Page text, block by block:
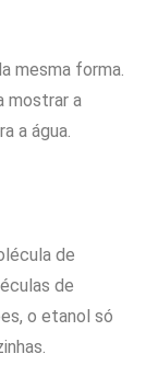
mesma forma.
mostrar a
a água.
de
de
o etanol só